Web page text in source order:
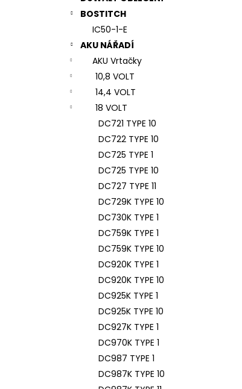
BOSTITCH
IC50-1-E
AKU NÁŘADÍ
AKU Vrtačky
10,8 VOLT
14,4 VOLT
18 VOLT
DC721 TYPE 10
DC722 TYPE 10
DC725 TYPE 1
DC725 TYPE 10
DC727 TYPE 11
DC729K TYPE 10
DC730K TYPE 1
DC759K TYPE 1
DC759K TYPE 10
DC920K TYPE 1
DC920K TYPE 10
DC925K TYPE 1
DC925K TYPE 10
DC927K TYPE 1
DC970K TYPE 1
DC987 TYPE 1
DC987K TYPE 10
7# N196034 RYCHLOUPÍNACÍ SKLÍČIDLO
944 Kč